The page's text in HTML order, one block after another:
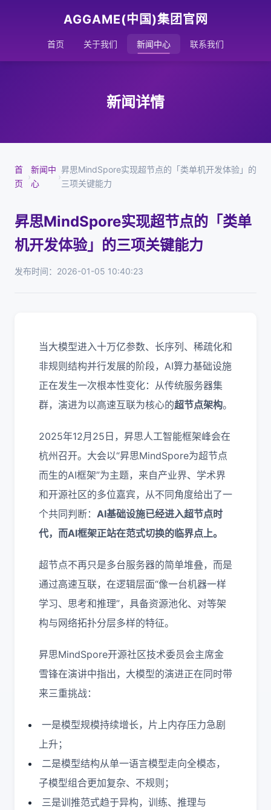
AGGAME(中国)集团官网
首页 关于我们 新闻中心 联系我们
新闻详情
首
页
›
新闻中
心
›
昇思MindSpore实现超节点的「类单机开发体验」的
三项关键能力
昇思MindSpore实现超节点的「类单
机开发体验」的三项关键能力
发布时间：2026-01-05 10:40:23
当大模型进入十万亿参数、长序列、稀疏化和
非规则结构并行发展的阶段，AI算力基础设施
正在发生一次根本性变化：从传统服务器集
群，演进为以高速互联为核心的超节点架构。
2025年12月25日，昇思人工智能框架峰会在
杭州召开。大会以“昇思MindSpore为超节点
而生的AI框架”为主题，来自产业界、学术界
和开源社区的多位嘉宾，从不同角度给出了一
个共同判断： AI基础设施已经进入超节点时
代，而AI框架正站在范式切换的临界点上。
超节点不再只是多台服务器的简单堆叠，而是
通过高速互联，在逻辑层面“像一台机器一样
学习、思考和推理”，具备资源池化、对等架
构与网络拓扑分层多样的特征。
昇思MindSpore开源社区技术委员会主席金
雪锋在演讲中指出，大模型的演进正在同时带
来三重挑战：
一是模型规模持续增长，片上内存压力急剧
上升；
二是模型结构从单一语言模型走向全模态，
子模型组合更加复杂、不规则；
三是训推范式趋于异构，训练、推理与